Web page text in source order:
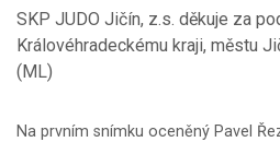
SKP JUDO Jičín, z.s. děkuje za
Královéhradeckému kraji, městu
(ML)
Na prvním snímku oceněný Pavel